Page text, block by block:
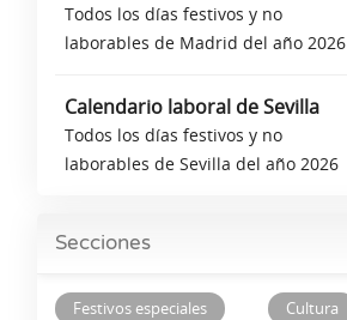
Todos los días festivos y no
laborables de Madrid del año 2026
Calendario laboral de Sevilla
Todos los días festivos y no
laborables de Sevilla del año 2026
Secciones
Festivos especiales
Cultura